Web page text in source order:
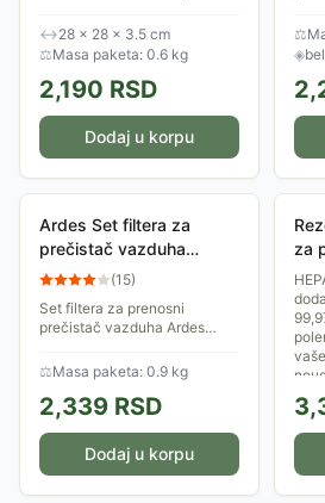
prečistač vazduha Esperanza
EHP004.
↔28 × 28 × 3.5 cm
⚖Masa paketa: 0.6 kg
2,190 RSD
Dodaj u korpu
⚖
◈
Ardes Set filtera za
prečistač vazduha
ARM8P01
(15)
Set filtera za prenosni
prečistač vazduha Ardes
filter sa aktivnim ugljem koji
eliminiše prašinu i polen,
uklanja mirise i...
⚖Masa paketa: 0.9 kg
2,339 RSD
Dodaj u korpu
za